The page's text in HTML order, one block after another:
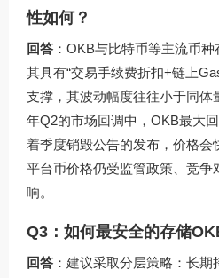
性如何？
回答 ：OKB与比特币等主流币
其具有“交易手续费折扣+链上
支撑，其波动幅度往往小于同体
年Q2的市场回调中，OKB最大
着季度销毁公告的发布，价格会
平台币价格仍受监管政策、竞争
响。
Q3：如何最安全的存储
回答 ：建议采取分层策略：长